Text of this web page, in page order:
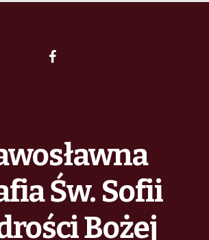
Św. Sofii
Bożej